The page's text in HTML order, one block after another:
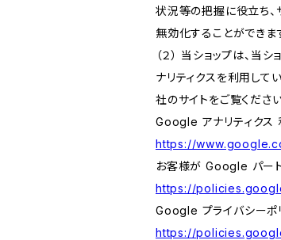
状況等の把握に役立ち
無効化することができま
（２） 当ショップは、
ナリティクスを利用して
社のサイトをご覧ください
Google アナリティクス
https://
お客様が Google パー
https://
Google プライバシーポ
https://